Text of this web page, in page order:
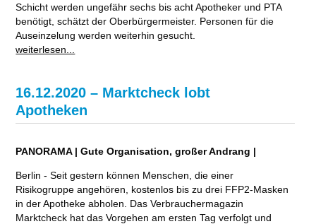
Schicht werden ungefähr sechs bis acht Apotheker und PTA
benötigt, schätzt der Oberbürgermeister. Personen für die
Auseinzelung werden weiterhin gesucht.
weiterlesen...
16.12.2020 – Marktcheck lobt
Apotheken
PANORAMA | Gute Organisation, großer Andrang |
Berlin - Seit gestern können Menschen, die einer
Risikogruppe angehören, kostenlos bis zu drei FFP2-Masken
in der Apotheke abholen. Das Verbrauchermagazin
Marktcheck hat das Vorgehen am ersten Tag verfolgt und